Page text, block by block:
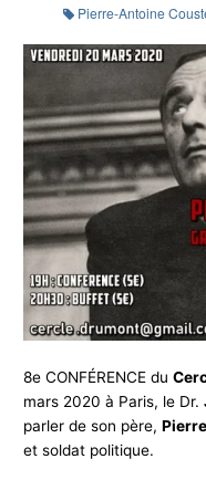
Pierre-Antoine
8e CONFÉRENCE du
mars 2020 à Paris, le Dr.
parler de son père,
et soldat politique.